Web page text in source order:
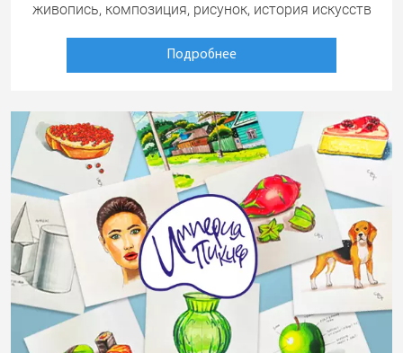
живопись, композиция, рисунок, история искусств
Подробнее